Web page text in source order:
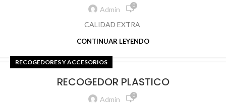
Admin 0
CALIDAD EXTRA
CONTINUAR LEYENDO
RECOGEDORES Y ACCESORIOS
RECOGEDOR PLASTICO
Admin 0